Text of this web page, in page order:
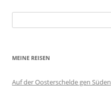
nach:
MEINE REISEN
Auf der Oosterschelde gen Süden